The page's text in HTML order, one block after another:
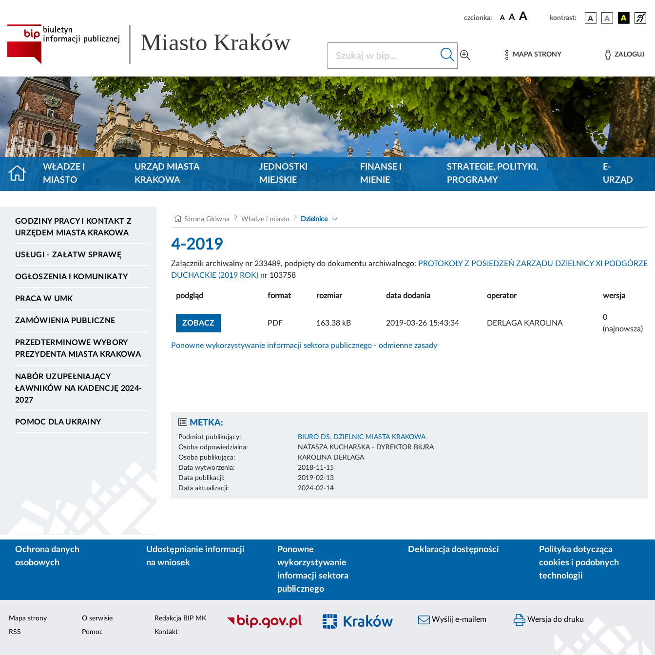
czcionka: A A A kontrast:
Miasto Kraków MAPA STRONY ZALOGUJ
WŁADZE I
MIASTO
URZĄD MIASTA
KRAKOWA
JEDNOSTKI
MIEJSKIE
FINANSE I
MIENIE
STRATEGIE, POLITYKI,
PROGRAMY
E-
URZĄD
GODZINY PRACY I KONTAKT Z
URZĘDEM MIASTA KRAKOWA
USŁUGI - ZAŁATW SPRAWĘ
OGŁOSZENIA I KOMUNIKATY
PRACA W UMK
ZAMÓWIENIA PUBLICZNE
PRZEDTERMINOWE WYBORY
PREZYDENTA MIASTA KRAKOWA
NABÓR UZUPEŁNIAJĄCY
ŁAWNIKÓW NA KADENCJĘ 2024-
2027
POMOC DLA UKRAINY
Strona Główna Władze i miasto Dzielnice
4-2019
Załącznik archiwalny nr 233489, podpięty do dokumentu archiwalnego: PROTOKOŁY Z POSIEDZEŃ ZARZĄDU DZIELNICY XI PODGÓRZE
DUCHACKIE (2019 ROK) nr 103758
podgląd format rozmiar data dodania operator wersja
ZOBACZZOBACZ ZAŁĄCZNIK
PDF 163.38 kB 2019-03-26 15:43:34 DERLAGA KAROLINA
0
(najnowsza)
Ponowne wykorzystywanie informacji sektora publicznego - odmienne zasady
METKA:
Podmiot publikujący:
BIURO DS. DZIELNIC MIASTA KRAKOWA
Osoba odpowiedzialna:
NATASZA KUCHARSKA - DYREKTOR BIURA
Osoba publikująca:
KAROLINA DERLAGA
Data wytworzenia:
2018-11-15
Data publikacji:
2019-02-13
Data aktualizacji:
2024-02-14
Ochrona danych
osobowych
Udostępnianie informacji
na wniosek
Ponowne
wykorzystywanie
informacji sektora
publicznego
Deklaracja dostępności
Polityka dotycząca
cookies i podobnych
technologii
Mapa strony
RSS
O serwisie
Pomoc
Redakcja BIP MK
Kontakt
Wyślij e-mailem Wersja do druku